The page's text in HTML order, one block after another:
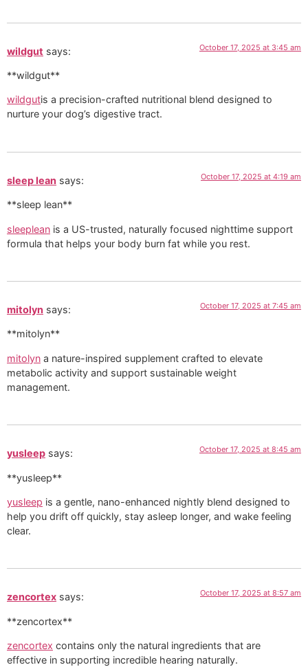
wildgut says: October 17, 2025 at 3:45 am
**wildgut**
wildgutis a precision-crafted nutritional blend designed to
nurture your dog’s digestive tract.
sleep lean says: October 17, 2025 at 4:19 am
**sleep lean**
sleeplean is a US-trusted, naturally focused nighttime support
formula that helps your body burn fat while you rest.
mitolyn says: October 17, 2025 at 7:45 am
** mitolyn**
mitolyn a nature-inspired supplement crafted to elevate
metabolic activity and support sustainable weight
management.
yusleep says: October 17, 2025 at 8:45 am
** yusleep**
yusleep is a gentle, nano-enhanced nightly blend designed to
help you drift off quickly, stay asleep longer, and wake feeling
clear.
zencortex says: October 17, 2025 at 8:57 am
** zencortex**
zencortex contains only the natural ingredients that are
effective in supporting incredible hearing naturally.